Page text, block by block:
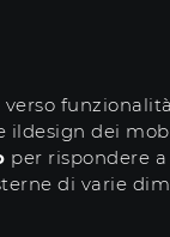
dei
per rispondere
di varie